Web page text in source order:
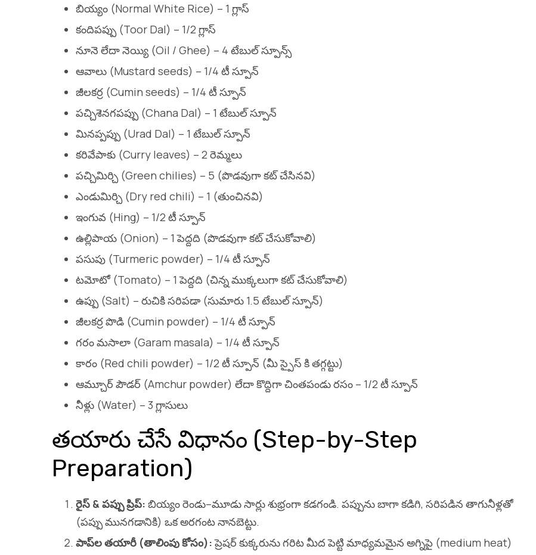
బియ్యం (Normal White Rice) – 1 గ్లాస్
కందిపప్పు (Toor Dal) – 1/2 గ్లాస్
నూనె లేదా నెయ్యి (Oil / Ghee) – 4 టేబుల్ స్పూన్స్
ఆవాలు (Mustard seeds) – 1/4 టీ స్పూన్
జీలకర్ర (Cumin seeds) – 1/4 టీ స్పూన్
పచ్చిశెనగపప్పు (Chana Dal) – 1 టేబుల్ స్పూన్
మినప్పప్పు (Urad Dal) – 1 టేబుల్ స్పూన్
కరివేపాకు (Curry leaves) – 2 రెమ్మలు
పచ్చిమిర్చి (Green chilies) – 5 (పొడవుగా కట్ చేసినవి)
ఎండుమిర్చి (Dry red chili) – 1 (తుంచినవి)
ఇంగువ (Hing) – 1/2 టీ స్పూన్
ఉల్లిపాయ (Onion) – 1 పెద్దది (పొడవుగా కట్ చేసుకోవాలి)
పసుపు (Turmeric powder) – 1/4 టీ స్పూన్
టమోటో (Tomato) – 1 పెద్దది (చిన్న ముక్కలుగా కట్ చేసుకోవాలి)
ఉప్పు (Salt) – రుచికి సరిపడా (సుమారు 1.5 టేబుల్ స్పూన్)
జీలకర్ర పొడి (Cumin powder) – 1/4 టీ స్పూన్
గరం మసాలా (Garam masala) – 1/4 టీ స్పూన్
కారం (Red chili powder) – 1/2 టీ స్పూన్ (మీ స్పైస్ కి తగ్గట్టు)
ఆమ్చూర్ పౌడర్ (Amchur powder) లేదా కొద్దిగా చింతపండు రసం – 1/2 టీ స్పూన్
నీళ్లు (Water) – 3 గ్లాసులు
తయారు చేసే విధానం (Step-by-Step
Preparation)
రైస్ &పప్పుప్రిప్: బియ్యం రెండు–మూడు సార్లు శుభ్రంగా కడగండి. పప్పును బాగా కడిగి, సరిపడిన తాగునీళ్లతో
(పప్పు మునగడానికి) ఒక అరగంట నానబెట్టు.
పాప్‌లతయారీ (తాలింపుకోసం):ప్రెషర్ కుక్కరును గరిట మీద పెట్టి మాధ్యమమైన అగ్నిపై (medium heat)